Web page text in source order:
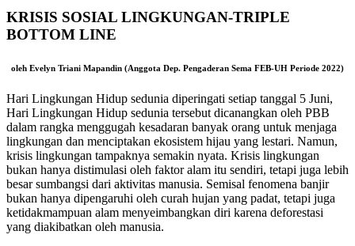
KRISIS SOSIAL LINGKUNGAN-TRIPLE
BOTTOM LINE
oleh Evelyn Triani Mapandin (Anggota Dep. Pengaderan Sema FEB-UH Periode 2022)
Hari Lingkungan Hidup sedunia diperingati setiap tanggal 5 Juni,
Hari Lingkungan Hidup sedunia tersebut dicanangkan oleh PBB
dalam rangka menggugah kesadaran banyak orang untuk menjaga
lingkungan dan menciptakan ekosistem hijau yang lestari. Namun,
krisis lingkungan tampaknya semakin nyata. Krisis lingkungan
bukan hanya distimulasi oleh faktor alam itu sendiri, tetapi juga lebih
besar sumbangsi dari aktivitas manusia. Semisal fenomena banjir
bukan hanya dipengaruhi oleh curah hujan yang padat, tetapi juga
ketidakmampuan alam menyeimbangkan diri karena deforestasi
yang diakibatkan oleh manusia.